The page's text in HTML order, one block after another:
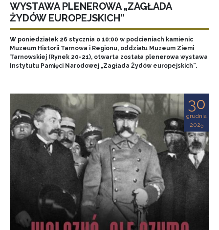
WYSTAWA PLENEROWA „ZAGŁADA
ŻYDÓW EUROPEJSKICH”
W poniedziałek 26 stycznia o 10:00 w podcieniach kamienic
Muzeum Historii Tarnowa i Regionu, oddziału Muzeum Ziemi
Tarnowskiej (Rynek 20-21), otwarta została plenerowa wystawa
Instytutu Pamięci Narodowej „Zagłada Żydów europejskich”.
30
grudnia
2025